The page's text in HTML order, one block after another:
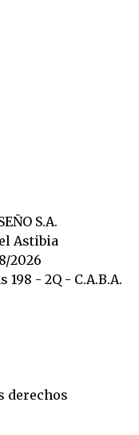
S.A.
Astibia
2026
- 2Q - C.A.B.A.
derechos